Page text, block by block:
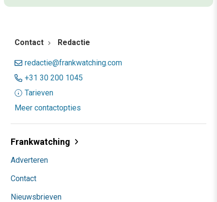
Contact Redactie
redactie@frankwatching.com
+31 30 200 1045
Tarieven
Meer contactopties
Frankwatching
Adverteren
Contact
Nieuwsbrieven